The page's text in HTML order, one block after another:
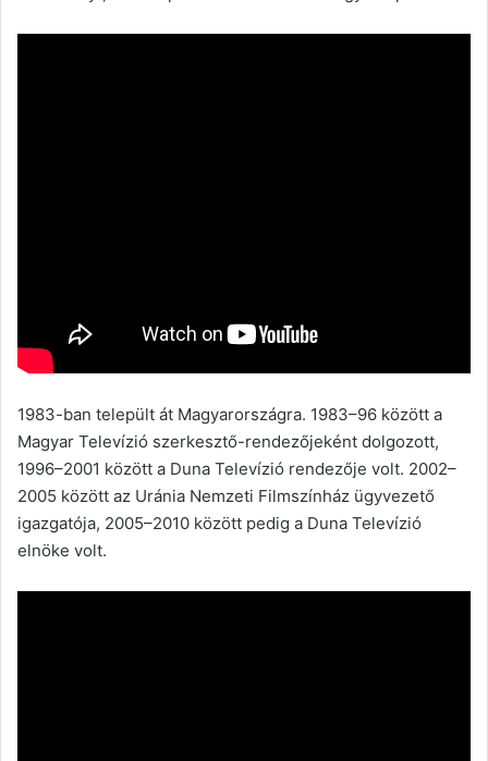
1983-ban települt át Magyarországra. 1983–96 között a
Magyar Televízió szerkesztő-rendezőjeként dolgozott,
1996–2001 között a Duna Televízió rendezője volt. 2002–
2005 között az Uránia Nemzeti Filmszínház ügyvezető
igazgatója, 2005–2010 között pedig a Duna Televízió
elnöke volt.